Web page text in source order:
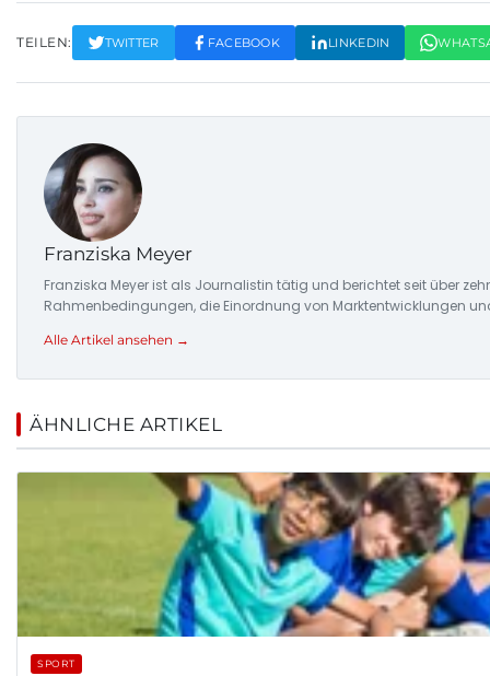
TEILEN: TWITTER FACEBOOK LINKEDIN
Franziska Meyer
Franziska Meyer ist als Journalistin tätig und berichtet seit über
Rahmenbedingungen, die Einordnung von Marktentwicklungen
Alle Artikel ansehen →
ÄHNLICHE ARTIKEL
SPORT